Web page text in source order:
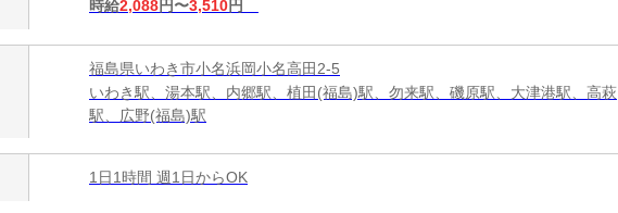
時給2,088円〜3,510円
福島県いわき市小名浜岡小名高田2-5
いわき駅、湯本駅、内郷駅、植田(福島)駅、勿来駅、磯原駅、大津港駅、高萩
駅、広野(福島)駅
1日1時間 週1日からOK